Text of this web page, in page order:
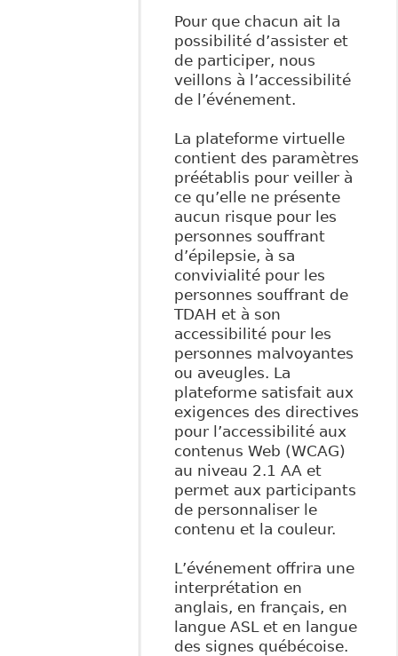
Pour que chacun ait la
possibilité d’assister et
de participer, nous
veillons à l’accessibilité
de l’événement.
La plateforme virtuelle
contient des paramètres
préétablis pour veiller à
ce qu’elle ne présente
aucun risque pour les
personnes souffrant
d’épilepsie, à sa
convivialité pour les
personnes souffrant de
TDAH et à son
accessibilité pour les
personnes malvoyantes
ou aveugles. La
plateforme satisfait aux
exigences des directives
pour l’accessibilité aux
contenus Web (WCAG)
au niveau 2.1 AA et
permet aux participants
de personnaliser le
contenu et la couleur.
L’événement offrira une
interprétation en
anglais, en français, en
langue ASL et en langue
des signes québécoise.